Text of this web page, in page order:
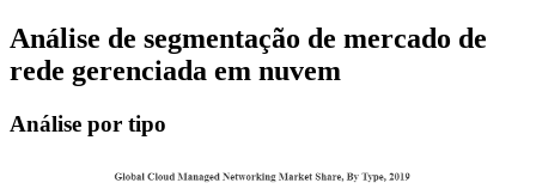
Análise de segmentação de mercado de
rede gerenciada em nuvem
Análise por tipo